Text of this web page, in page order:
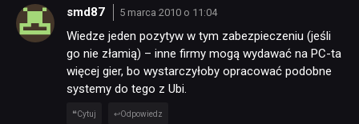
smd87 5 marca 2010 o 11:04
Wiedze jeden pozytyw w tym zabezpieczeniu (jeśli
go nie złamią) – inne firmy mogą wydawać na PC-ta
więcej gier, bo wystarczyłoby opracować podobne
systemy do tego z Ubi.
Cytuj Odpowiedz